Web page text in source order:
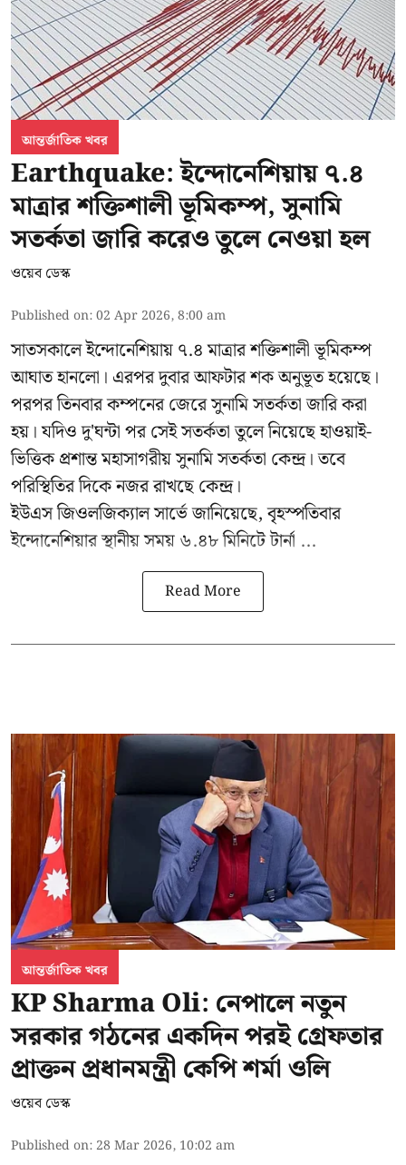
আন্তর্জাতিক খবর
Earthquake: ইন্দোনেশিয়ায় ৭.৪
মাত্রার শক্তিশালী ভূমিকম্প, সুনামি
সতর্কতা জারি করেও তুলে নেওয়া হল
ওয়েব ডেস্ক
Published on:02 Apr 2026, 8:00 am
সাতসকালে ইন্দোনেশিয়ায় ৭.৪ মাত্রার শক্তিশালী ভূমিকম্প
আঘাত হানলো। এরপর দুবার আফটার শক অনুভূত হয়েছে।
পরপর তিনবার কম্পনের জেরে সুনামি সতর্কতা জারি করা
হয়। যদিও দু'ঘন্টা পর সেই সতর্কতা তুলে নিয়েছে হাওয়াই-
ভিত্তিক প্রশান্ত মহাসাগরীয় সুনামি সতর্কতা কেন্দ্র। তবে
পরিস্থিতির দিকে নজর রাখছে কেন্দ্র।
ইউএস জিওলজিক্যাল সার্ভে জানিয়েছে, বৃহস্পতিবার
ইন্দোনেশিয়ার স্থানীয় সময় ৬.৪৮ মিনিটে টার্না ...
Read More
আন্তর্জাতিক খবর
KP Sharma Oli: নেপালে নতুন
সরকার গঠনের একদিন পরই গ্রেফতার
প্রাক্তন প্রধানমন্ত্রী কেপি শর্মা ওলি
ওয়েব ডেস্ক
Published on: 28 Mar 2026, 10:02 am